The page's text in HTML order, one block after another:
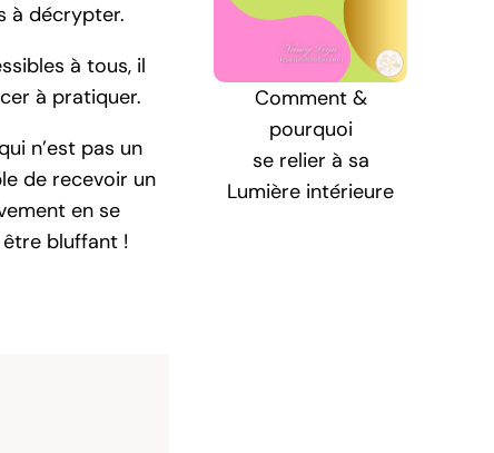
à décrypter.
à tous, il
à pratiquer.
n’est pas un
de recevoir un
en se
être bluffant !
Comment &
pourquoi
se relier à sa
Lumière intérieure